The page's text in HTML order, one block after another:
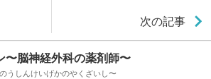
次の記事
〜脳神経外科の薬剤師〜
うしんけいげかのやくざいし〜